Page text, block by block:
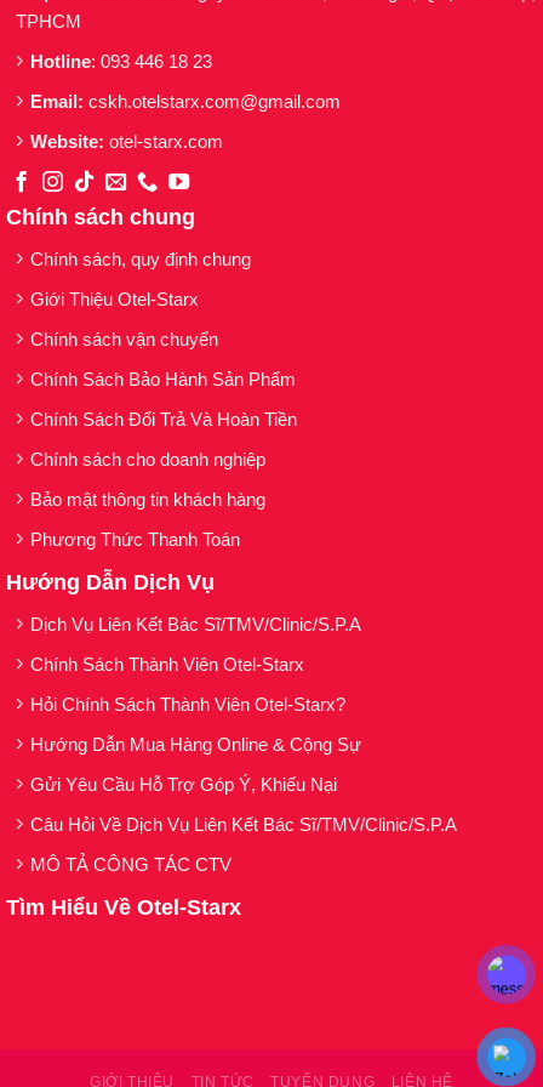
TPHCM
Hotline: 093 446 18 23
Email: cskh.otelstarx.com@gmail.com
Website: otel-starx.com
Chính sách chung
Chính sách, quy định chung
Giới Thiệu Otel-Starx
Chính sách vận chuyển
Chính Sách Bảo Hành Sản Phẩm
Chính Sách Đổi Trả Và Hoàn Tiền
Chính sách cho doanh nghiệp
Bảo mật thông tin khách hàng
Phương Thức Thanh Toán
Hướng Dẫn Dịch Vụ
Dịch Vụ Liên Kết Bác Sĩ/TMV/Clinic/S.P.A
Chính Sách Thành Viên Otel-Starx
Hỏi Chính Sách Thành Viên Otel-Starx?
Hướng Dẫn Mua Hàng Online & Cộng Sự
Gửi Yêu Cầu Hỗ Trợ Góp Ý, Khiếu Nại
Câu Hỏi Về Dịch Vụ Liên Kết Bác Sĩ/TMV/Clinic/S.P.A
MÔ TẢ CÔNG TÁC CTV
Tìm Hiểu Về Otel-Starx
GIỚI THIỆU TIN TỨC TUYỂN DỤNG LIÊN HỆ